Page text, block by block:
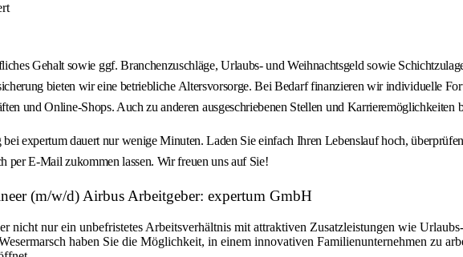
Gehalt sowie ggf. Branchenzuschläge, Urlaubs- und Weihnachtsgeld sowie
bieten wir eine betriebliche Altersvorsorge. Bei Bedarf finanzieren wir individuelle
und Online-Shops. Auch zu anderen ausgeschriebenen Stellen und Karrieremöglichkeiten
dauert nur wenige Minuten. Laden Sie einfach Ihren Lebenslauf hoch,
per E-Mail zukommen lassen. Wir freuen uns auf Sie!
(m/w/d) Airbus Arbeitgeber: expertum GmbH
nicht nur ein unbefristetes Arbeitsverhältnis mit attraktiven Zusatzleistungen wie
haben Sie die Möglichkeit, in einem innovativen Familienunternehmen zu